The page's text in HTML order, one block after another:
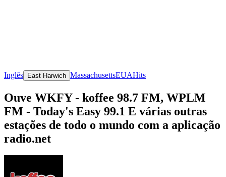
Inglês East Harwich MassachusettsEUAHits
Ouve WKFY - koffee 98.7 FM, WPLM
FM - Today's Easy 99.1 E várias outras
estações de todo o mundo com a aplicação
radio.net